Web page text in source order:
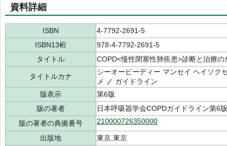
資料詳細
ISBN
4-7792-2691-5
ISBN13桁
978-4-7792-2691-5
タイトル
COPD<慢性閉塞性肺疾患>診断と治療
タイトルカナ
シーオーピーディー マンセイ ヘイソク
メ ノ ガイドライン
版表示
第6版
版の著者
日本呼吸器学会COPDガイドライン第6
版の著者の典拠番号
210000726350000
出版地
東京,東京